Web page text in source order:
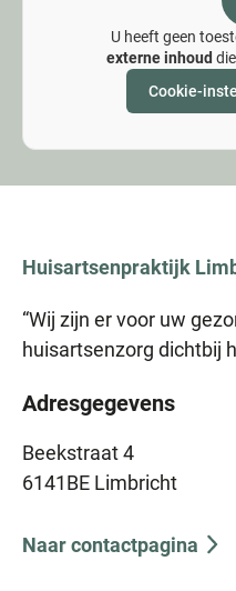
U heeft geen
externe inhoud
Cookie-
Huisartsenpraktijk
“Wij zijn er voor uw
huisartsenzorg dichtbij
Adresgegevens
Beekstraat 4
6141BE Limbricht
Naar contactpagina